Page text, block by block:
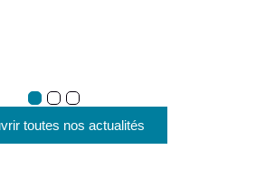
toutes nos actualités